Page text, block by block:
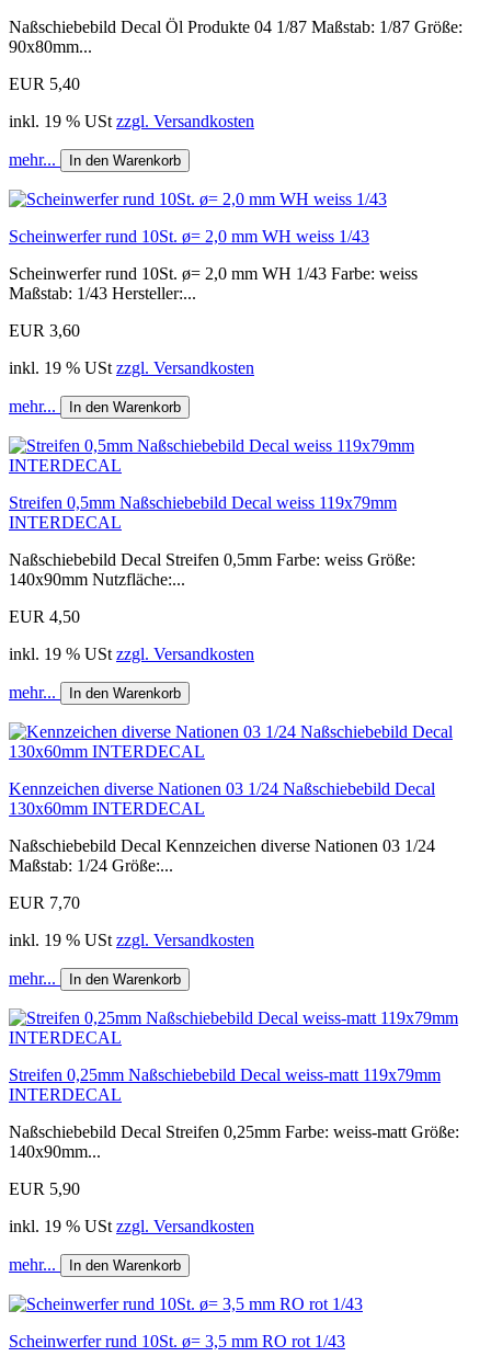
Naßschiebebild Decal Öl Produkte 04 1/87 Maßstab: 1/87 Größe:
90x80mm...
EUR 5,40
inkl. 19 % USt zzgl. Versandkosten
mehr... In den Warenkorb
Scheinwerfer rund 10St. ø= 2,0 mm WH weiss 1/43
Scheinwerfer rund 10St. ø= 2,0 mm WH 1/43 Farbe: weiss
Maßstab: 1/43 Hersteller:...
EUR 3,60
inkl. 19 % USt zzgl. Versandkosten
mehr... In den Warenkorb
Streifen 0,5mm Naßschiebebild Decal weiss 119x79mm
INTERDECAL
Naßschiebebild Decal Streifen 0,5mm Farbe: weiss Größe:
140x90mm Nutzfläche:...
EUR 4,50
inkl. 19 % USt zzgl. Versandkosten
mehr... In den Warenkorb
Kennzeichen diverse Nationen 03 1/24 Naßschiebebild Decal
130x60mm INTERDECAL
Naßschiebebild Decal Kennzeichen diverse Nationen 03 1/24
Maßstab: 1/24 Größe:...
EUR 7,70
inkl. 19 % USt zzgl. Versandkosten
mehr... In den Warenkorb
Streifen 0,25mm Naßschiebebild Decal weiss-matt 119x79mm
INTERDECAL
Naßschiebebild Decal Streifen 0,25mm Farbe: weiss-matt Größe:
140x90mm...
EUR 5,90
inkl. 19 % USt zzgl. Versandkosten
mehr... In den Warenkorb
Scheinwerfer rund 10St. ø= 3,5 mm RO rot 1/43